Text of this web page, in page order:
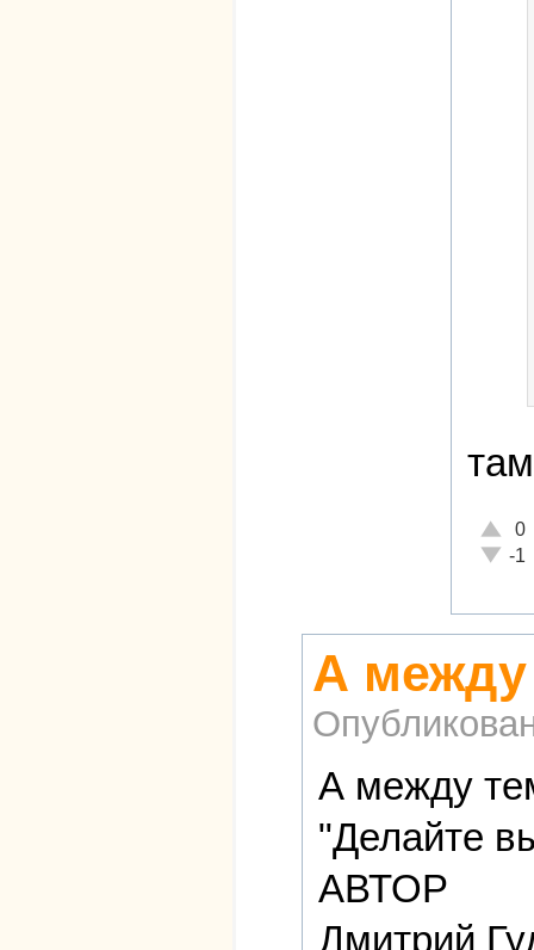
0
-1
А между
А между
"Делайте
АВТОР
Дмитрий